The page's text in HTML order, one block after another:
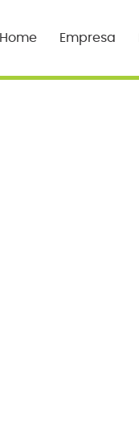
Home Empresa